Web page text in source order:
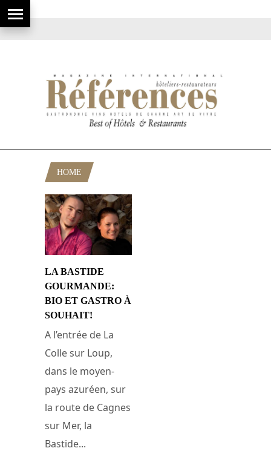
HOME
LA BASTIDE
GOURMANDE:
BIO ET GASTRO À
SOUHAIT!
A l’entrée de La
Colle sur Loup,
dans le moyen-
pays azuréen, sur
la route de Cagnes
sur Mer, la
Bastide...